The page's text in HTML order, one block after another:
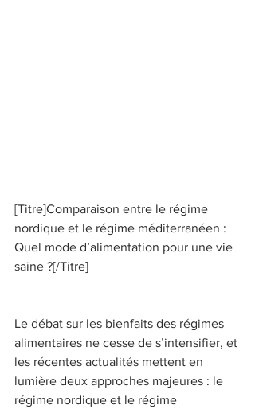
[Titre]Comparaison entre le régime
nordique et le régime méditerranéen :
Quel mode d’alimentation pour une vie
saine ?[/Titre]
Le débat sur les bienfaits des régimes
alimentaires ne cesse de s’intensifier, et
les récentes actualités mettent en
lumière deux approches majeures : le
régime nordique et le régime